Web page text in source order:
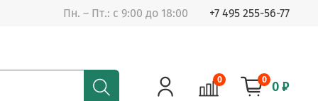
Пн. – Пт.: с 9:00 до 18:00 +7 495 255-56-77
0 0 0 ₽